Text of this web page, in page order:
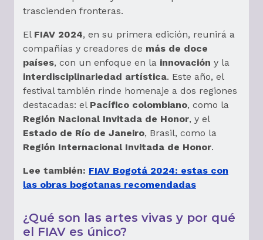
trascienden fronteras.
El FIAV 2024, en su primera edición, reunirá a
compañías y creadores de más de doce
países, con un enfoque en la innovación y la
interdisciplinariedad artística. Este año, el
festival también rinde homenaje a dos regiones
destacadas: el Pacífico colombiano, como la
Región Nacional Invitada de Honor, y el
Estado de Río de Janeiro, Brasil, como la
Región Internacional Invitada de Honor.
Lee también: FIAV Bogotá 2024: estas con
las obras bogotanas recomendadas
¿Qué son las artes vivas y por qué
el FIAV es único?